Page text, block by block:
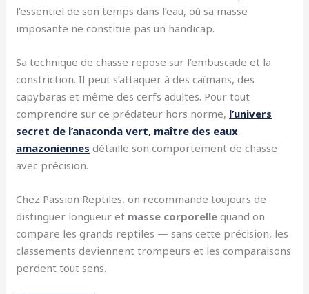
l’essentiel de son temps dans l’eau, où sa masse
imposante ne constitue pas un handicap.
Sa technique de chasse repose sur l’embuscade et la
constriction. Il peut s’attaquer à des caïmans, des
capybaras et même des cerfs adultes. Pour tout
comprendre sur ce prédateur hors norme, l’univers
secret de l’anaconda vert, maître des eaux
amazoniennes détaille son comportement de chasse
avec précision.
Chez Passion Reptiles, on recommande toujours de
distinguer longueur et masse corporelle quand on
compare les grands reptiles — sans cette précision, les
classements deviennent trompeurs et les comparaisons
perdent tout sens.